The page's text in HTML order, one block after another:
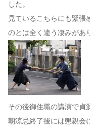
した。
見ているこちらにも緊張
のとは全く違う凄みがあ
その後御住職の講演で貞
朝涼忌終了後には懇親会